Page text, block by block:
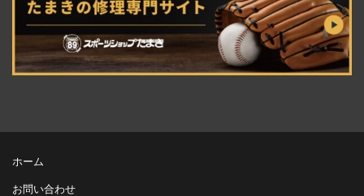
ホーム
お問い合わせ